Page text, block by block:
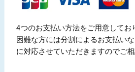
4つのお支払い方法をご用意してお
困難な方には分割によるお支払い
に対応させていただきますのでご相